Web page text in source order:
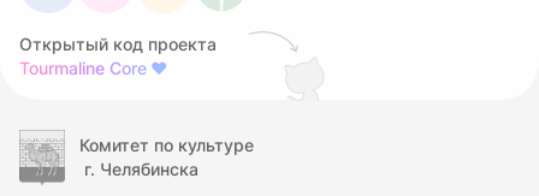
Открытый код проекта
Tourmaline Core ❤
Комитет по культуре
г. Челябинска